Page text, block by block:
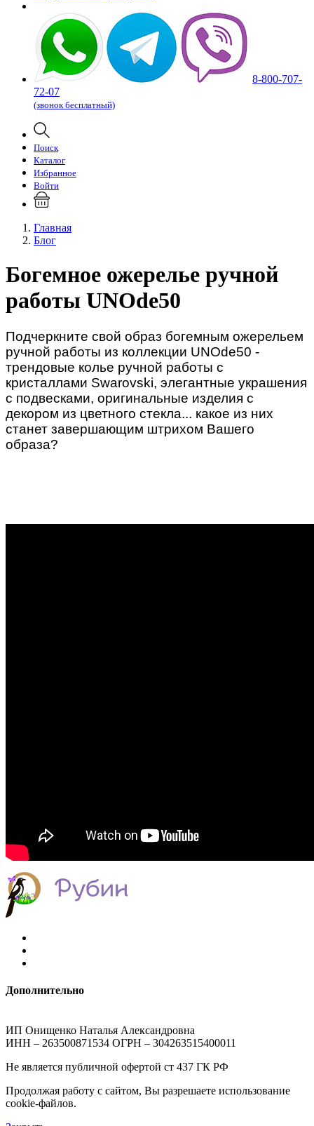
8-800-707-
72-07
(звонок бесплатный)
Поиск
Каталог
Избранное
Войти
Главная
Блог
Богемное ожерелье ручной
работы UNOde50
Подчеркните свой образ богемным ожерельем
ручной работы из коллекции UNOde50 -
трендовые колье ручной работы с
кристаллами Swarovski, элегантные украшения
с подвесками, оригинальные изделия с
декором из цветного стекла... какое из них
станет завершающим штрихом Вашего
образа?
Дополнительно
ИП Онищенко Наталья Александровна
ИНН – 263500871534 ОГРН – 304263515400011
Не является публичной офертой ст 437 ГК РФ
Продолжая работу с сайтом, Вы разрешаете использование
cookie-файлов.